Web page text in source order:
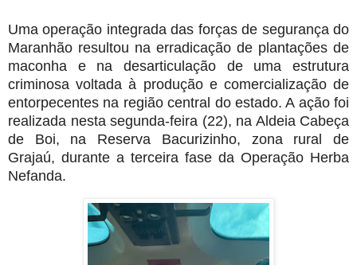
Uma operação integrada das forças de segurança do
Maranhão resultou na erradicação de plantações de
maconha e na desarticulação de uma estrutura
criminosa voltada à produção e comercialização de
entorpecentes na região central do estado. A ação foi
realizada nesta segunda-feira (22), na Aldeia Cabeça
de Boi, na Reserva Bacurizinho, zona rural de
Grajaú, durante a terceira fase da Operação Herba
Nefanda.